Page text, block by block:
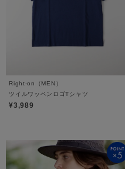
Right-on（MEN）
ツイルワッペンロゴTシャツ
¥3,989